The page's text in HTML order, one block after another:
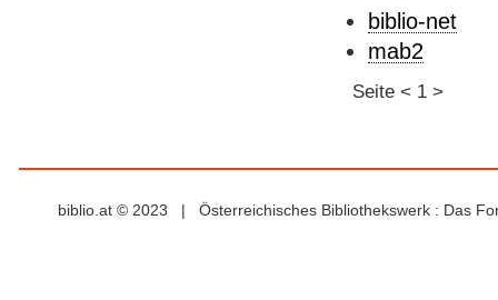
biblio-net
mab2
Seite < 1 >
biblio.at © 2023 | Österreichisches Bibliothekswerk : Das